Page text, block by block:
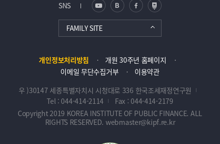
SNS
FAMILY SITE
개인정보처리방침
개원 30주년 홈페이지
이메일 무단수집거부
이용약관
우 )30147 세종특별자치시 시청대로 336 한국조세재정연구원
Tel : 044-414-2114
Fax : 044-414-2179
Copyright 2019 KOREA INSTITUTE OF PUBLIC FINANCE. ALL
RIGHTS RESERVED. webmaster@kipf.re.kr